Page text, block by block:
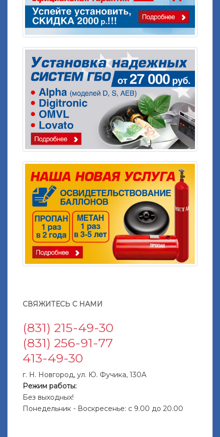
СВЯЖИТЕСЬ С НАМИ
(831) 215-49-30
(831) 256-91-77
413-49-30
г. Н. Новгород, ул. Ю. Фучика, 130А
Режим работы:
Без выходных!
Понедельник - Воскресенье: с 9.00 до 20.00